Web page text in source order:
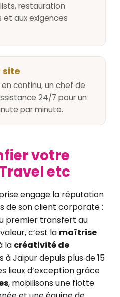
restauration
aux exigences
site
continu, un chef de
24/7 pour un
par minute.
votre
etc
engage la réputation
de son client corporate :
premier transfert au
c’est la maîtrise
la créativité de
à Jaipur depuis plus de 15
lieux d’exception grâce
, mobilisons une flotte